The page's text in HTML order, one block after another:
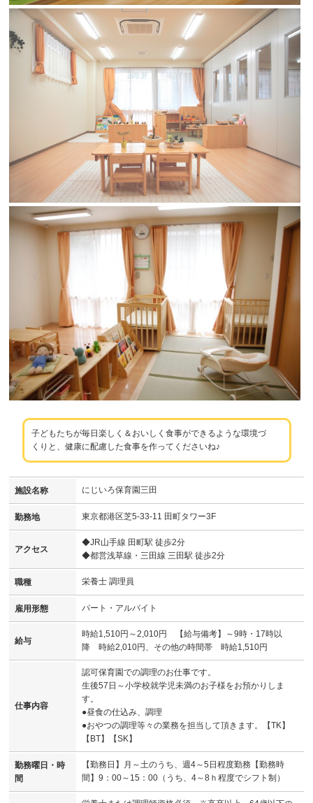
子どもたちが毎日楽しく＆おいしく食事ができるような環境づ
くりと、健康に配慮した食事を作ってくださいね♪
施設名称 にじいろ保育園三田
勤務地 東京都港区芝5-33-11 田町タワー3F
アクセス
◆JR山手線 田町駅 徒歩2分
◆都営浅草線・三田線 三田駅 徒歩2分
職種 栄養士 調理員
雇用形態 パート・アルバイト
給与
時給1,510円～2,010円 【給与備考】～9時・17時以
降 時給2,010円、その他の時間帯 時給1,510円
仕事内容
認可保育園での調理のお仕事です。
生後57日～小学校就学児未満のお子様をお預かりしま
す。
●昼食の仕込み、調理
●おやつの調理等々の業務を担当して頂きます。【TK】
【BT】【SK】
勤務曜日・時
間
【勤務日】月～土のうち、週4～5日程度勤務【勤務時
間】9：00～15：00（うち、4～8ｈ程度でシフト制）